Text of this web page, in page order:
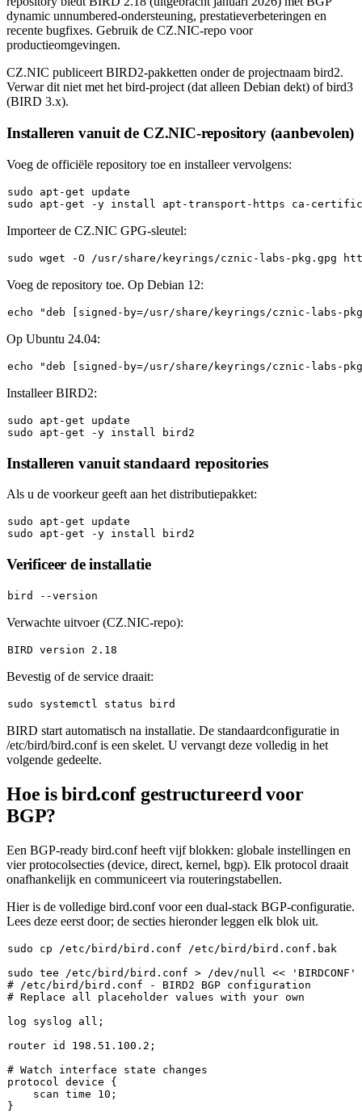
dynamic unnumbered-ondersteuning, prestatieverbeteringen en
recente bugfixes. Gebruik de CZ.NIC-repo voor
productieomgevingen.
CZ.NIC publiceert BIRD2-pakketten onder de projectnaam bird2.
Verwar dit niet met hetbird-project (dat alleen Debian dekt) ofbird3
(BIRD 3.x).
Installeren vanuit de CZ.NIC-repository (aanbevolen)
Voeg de officiële repository toe en installeer vervolgens:
sudo
sudo
Importeer de CZ.NIC GPG-sleutel:
sudo
Voeg de repository toe. Op Debian 12:
echo "deb [signed-by=/usr/share/keyrings/cznic-labs-
Op Ubuntu 24.04:
echo "deb [signed-by=/usr/share/keyrings/cznic-labs-
Installeer BIRD2:
sudo
sudo
Installeren vanuit standaard repositories
Als u de voorkeur geeft aan het distributiepakket:
sudo
sudo
Verificeer de installatie
Verwachte uitvoer (CZ.NIC-repo):
Bevestig of de service draait:
sudo
BIRD start automatisch na installatie. De standaardconfiguratie in
/etc/bird/bird.confis een skelet. U vervangt deze volledig in het
volgende gedeelte.
Hoe is bird.conf gestructureerd voor
BGP?
Een BGP-ready bird.conf heeft vijf blokken: globale instellingen en
vier protocolsecties (device, direct, kernel, bgp). Elk protocol draait
onafhankelijk en communiceert via routeringstabellen.
Hier is de volledige bird.conf voor een dual-stack BGP-configuratie.
Lees deze eerst door; de secties hieronder leggen elk blok uit.
sudo cp
sudo tee /etc/bird/bird.conf > /dev/null <<
'BIRDCONF'
# /etc/bird/bird.conf - BIRD2 BGP configuration
# Replace all placeholder values with your own
log syslog all;
router id
198.51.100.2;
# Watch interface state changes
protocol device {
    scan
time 10;
}